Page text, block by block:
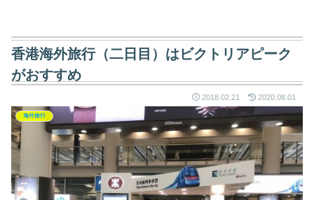
香港海外旅行（二日目）はビクトリアピーク
がおすすめ
2018.02.21 2020.08.01
海外旅行